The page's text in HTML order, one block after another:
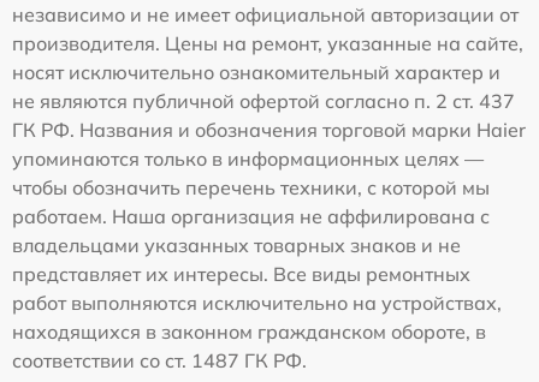
независимо и не имеет официальной авторизации от
производителя. Цены на ремонт, указанные на сайте,
носят исключительно ознакомительный характер и
не являются публичной офертой согласно п. 2 ст. 437
ГК РФ. Названия и обозначения торговой марки Haier
упоминаются только в информационных целях —
чтобы обозначить перечень техники, с которой мы
работаем. Наша организация не аффилирована с
владельцами указанных товарных знаков и не
представляет их интересы. Все виды ремонтных
работ выполняются исключительно на устройствах,
находящихся в законном гражданском обороте, в
соответствии со ст. 1487 ГК РФ.